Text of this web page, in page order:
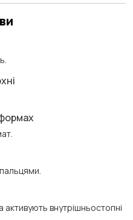
внутрішньостопні